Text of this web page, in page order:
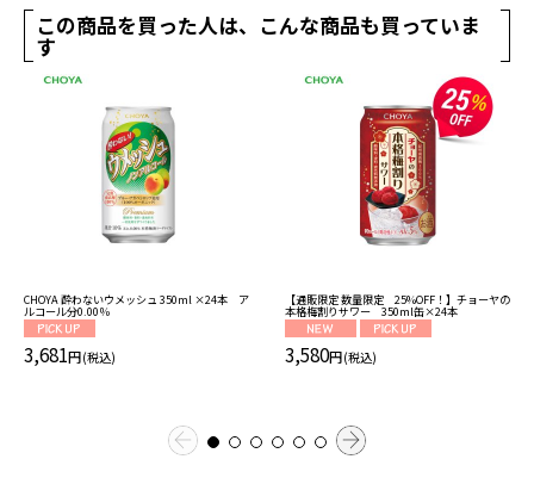
この商品を買った人は、こんな商品も買っていま
す
CHOYA 酔わないウメッシュ 350ml ×24本 ア
ルコール分0.00％
3,681円(税込)
【通販限定 数量限定 25%OFF！】チョーヤの
本格梅割りサワー 350ml缶×24本
3,580円(税込)